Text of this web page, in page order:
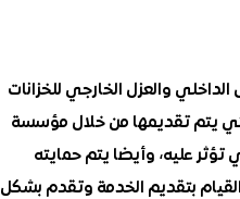
والعزل الخارجي للخزانات
يتم تقديمها من خلال مؤسسة
عليه، وأيضا يتم حمايته
بتقديم الخدمة وتقدم بشكل